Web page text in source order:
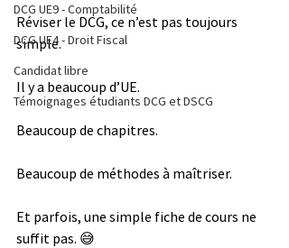
DCG UE9 - Comptabilité
DCG UE4 - Droit Fiscal
Candidat libre
Témoignages étudiants DCG et DSCG
Réviser le DCG, ce n’est pas toujours
simple.
Il y a beaucoup d’UE.
Beaucoup de chapitres.
Beaucoup de méthodes à maîtriser.
Et parfois, une simple fiche de cours ne
suffit pas. 😅